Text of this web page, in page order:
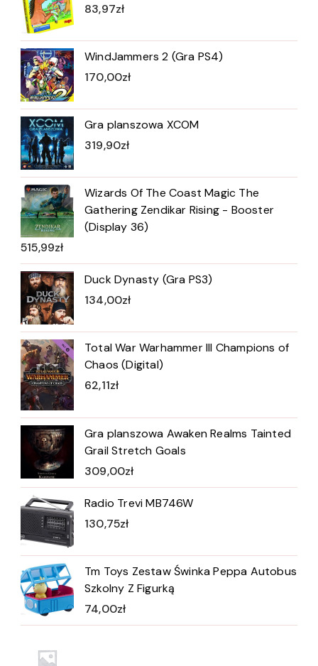
83,97zł
WindJammers 2 (Gra PS4)
170,00zł
Gra planszowa XCOM
319,90zł
Wizards Of The Coast Magic The
Gathering Zendikar Rising - Booster
(Display 36)
515,99zł
Duck Dynasty (Gra PS3)
134,00zł
Total War Warhammer III Champions of
Chaos (Digital)
62,11zł
Gra planszowa Awaken Realms Tainted
Grail Stretch Goals
309,00zł
Radio Trevi MB746W
130,75zł
Tm Toys Zestaw Świnka Peppa Autobus
Szkolny Z Figurką
74,00zł